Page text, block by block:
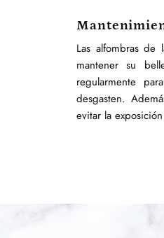
Las alfombras de
mantener su
regularmente
desgasten.
evitar la